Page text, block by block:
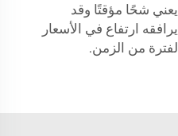
يعني شحًا مؤقتًا وقد
يرافقه ارتفاع في الأسعار
لفترة من الزمن.